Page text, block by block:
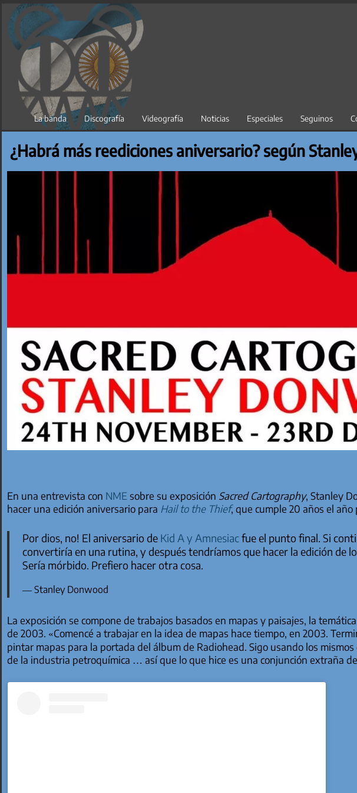
Saltar
contenido
La banda Discografía Videografía Noticias Especiales Seguinos
¿Habrá más reediciones aniversario? según
En una entrevista con NMEsobre su exposición Sacred Cartography, Stanley
hacer una edición aniversario para Hail to the Thief, que cumple 20 años el año
Por dios, no! El aniversario de Kid Ay Amnesiacfue el punto final. Si
convertiría en una rutina, y después tendríamos que hacer la edición de
Sería mórbido. Prefiero hacer otra cosa.
Stanley Donwood
La exposición se compone de trabajos basados en mapas y paisajes, la
de 2003. «Comencé a trabajar en la idea de mapas hace tiempo, en 2003.
pintar mapas para la portada del álbum de Radiohead. Sigo usando los
de la industria petroquímica … así que lo que hice es una conjunción extraña